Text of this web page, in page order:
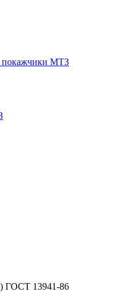
покажчики МТЗ
ГОСТ 13941-86